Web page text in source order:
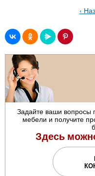
‹
Задайте ваши вопросы
мебели и получите
Здесь